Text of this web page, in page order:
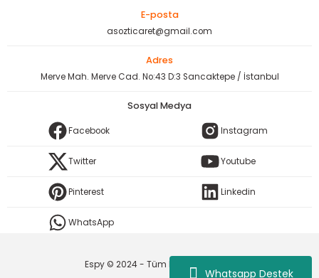
Whatsapp Destek
E-posta
asozticaret@gmail.com
Adres
Merve Mah. Merve Cad. No:43 D:3 Sancaktepe / İstanbul
Sosyal Medya
Facebook Instagram
Twitter Youtube
Pinterest Linkedin
WhatsApp
Espy © 2024 - Tüm Hakları Saklıdır.